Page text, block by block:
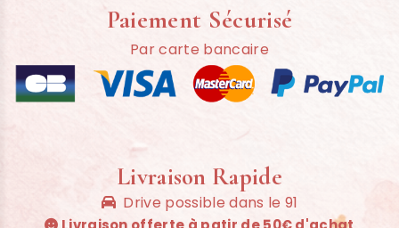
Paiement Sécurisé
Par carte bancaire
Livraison Rapide
Drive possible dans le 91
